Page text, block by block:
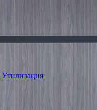
Утилизация